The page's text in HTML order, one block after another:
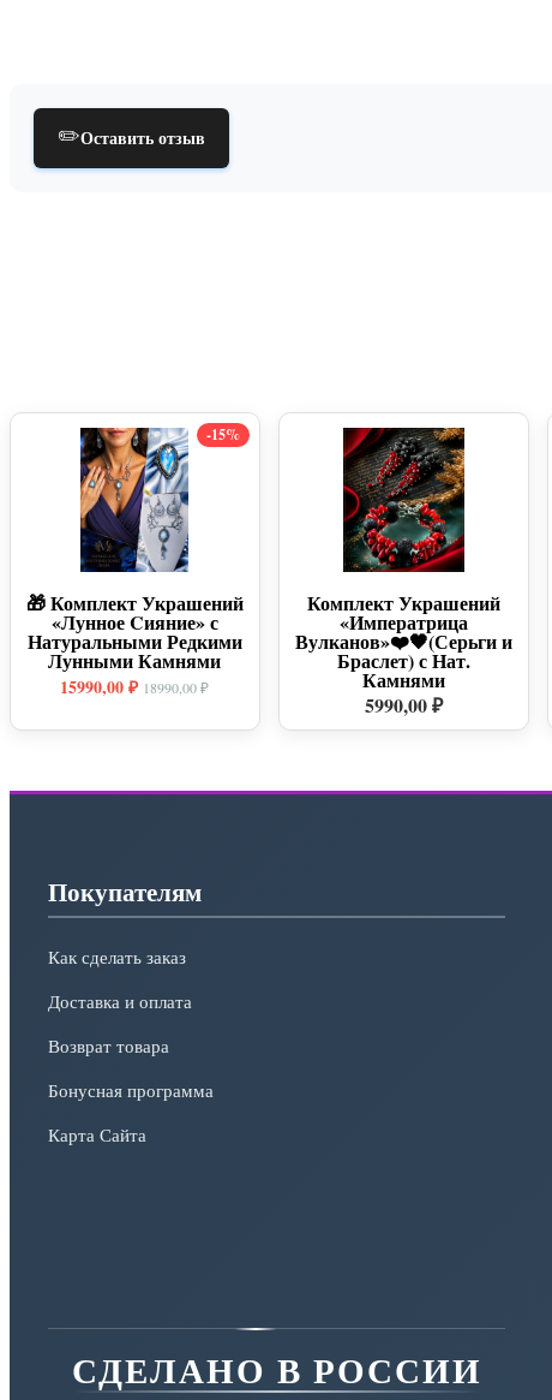
✏️Оставить отзыв
-15%
🎁 Комплект Украшений
«Лунное Cияние» с
Натуральными Редкими
Лунными Камнями
15990,00 ₽ 18990,00 ₽
Комплект Украшений
«Императрица
Вулканов»❤️🖤(Серьги и
Браслет) с Нат.
Камнями
5990,00 ₽
Покупателям
Как сделать заказ
Доставка и оплата
Возврат товара
Бонусная программа
Карта Сайта
СДЕЛАНО В РОССИИ